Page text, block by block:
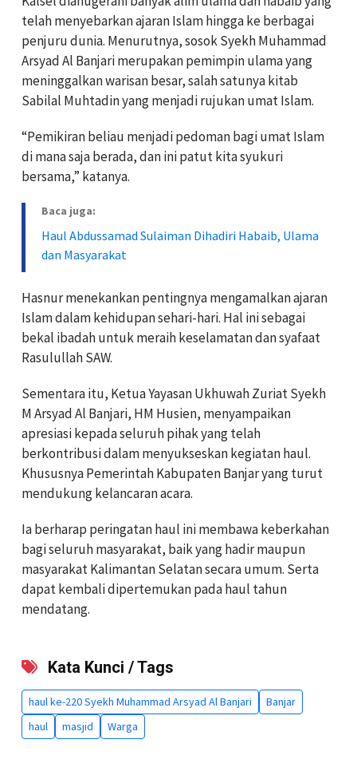
telah menyebarkan ajaran Islam hingga ke berbagai
penjuru dunia. Menurutnya, sosok Syekh Muhammad
Arsyad Al Banjari merupakan pemimpin ulama yang
meninggalkan warisan besar, salah satunya kitab
Sabilal Muhtadin yang menjadi rujukan umat Islam.
“Pemikiran beliau menjadi pedoman bagi umat Islam
di mana saja berada, dan ini patut kita syukuri
bersama,” katanya.
Baca juga:
Haul Abdussamad Sulaiman Dihadiri Habaib, Ulama
dan Masyarakat
Hasnur menekankan pentingnya mengamalkan ajaran
Islam dalam kehidupan sehari-hari. Hal ini sebagai
bekal ibadah untuk meraih keselamatan dan syafaat
Rasulullah SAW.
Sementara itu, Ketua Yayasan Ukhuwah Zuriat Syekh
M Arsyad Al Banjari, HM Husien, menyampaikan
apresiasi kepada seluruh pihak yang telah
berkontribusi dalam menyukseskan kegiatan haul.
Khususnya Pemerintah Kabupaten Banjar yang turut
mendukung kelancaran acara.
Ia berharap peringatan haul ini membawa keberkahan
bagi seluruh masyarakat, baik yang hadir maupun
masyarakat Kalimantan Selatan secara umum. Serta
dapat kembali dipertemukan pada haul tahun
mendatang.
Kata Kunci / Tags
haul ke-220 Syekh Muhammad Arsyad Al Banjari
Banjar
haul
masjid Warga